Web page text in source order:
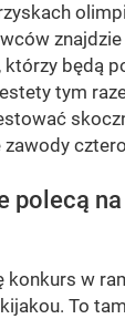
którzy będą
tym
polecą
konkurs w
To